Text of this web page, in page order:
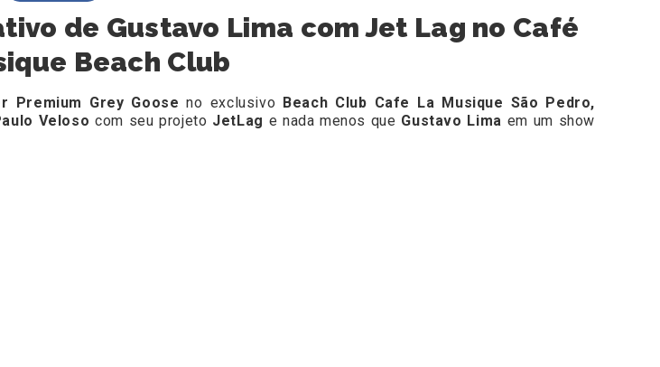
de Gustavo Lima com Jet Lag no Café
Beach Club
Premium Grey Goose no exclusivo
Beach Club Cafe La Musique São Pedro,
Velosocom seu projeto JetLag e nada menos que Gustavo Lima em um show